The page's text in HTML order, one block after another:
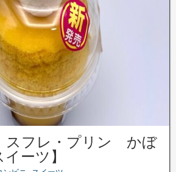
スフレ・プリン かぼ
ーツ】